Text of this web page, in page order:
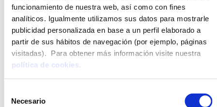
funcionamiento de nuestra web, así como con fines
analíticos. Igualmente utilizamos sus datos para mostrarle
publicidad personalizada en base a un perfil elaborado a
partir de sus hábitos de navegación (por ejemplo, páginas
visitadas). Para obtener más información visite nuestra
política de cookies.
Necesario
también debe ser funcional, así que deberías poner un
perchero para dejar la chaqueta al entrar en casa, las
mochilas de tus hijos…
Dos casos prácticos
Veamos cómo podríamos llevar esta teoría a la práctica:
Por ejemplo, en un ático deVelaya(una promoción de
(predominante en todo el edificio, lógicamente, pues se